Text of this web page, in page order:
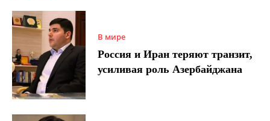
В мире
Россия и Иран теряют транзит,
усиливая роль Азербайджана